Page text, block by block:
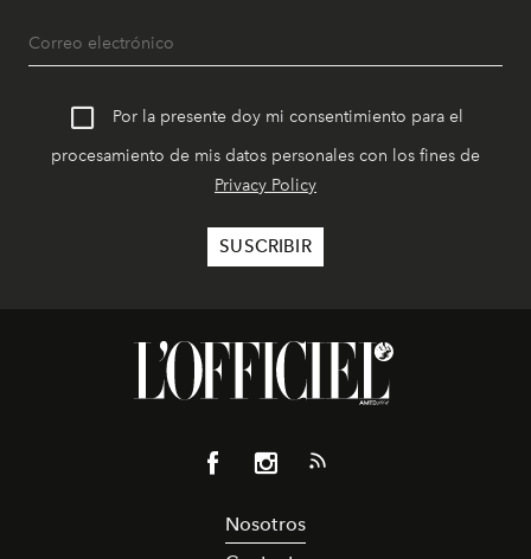
Por la presente doy mi consentimiento para el
procesamiento de mis datos personales con los fines de
Privacy Policy
Nosotros